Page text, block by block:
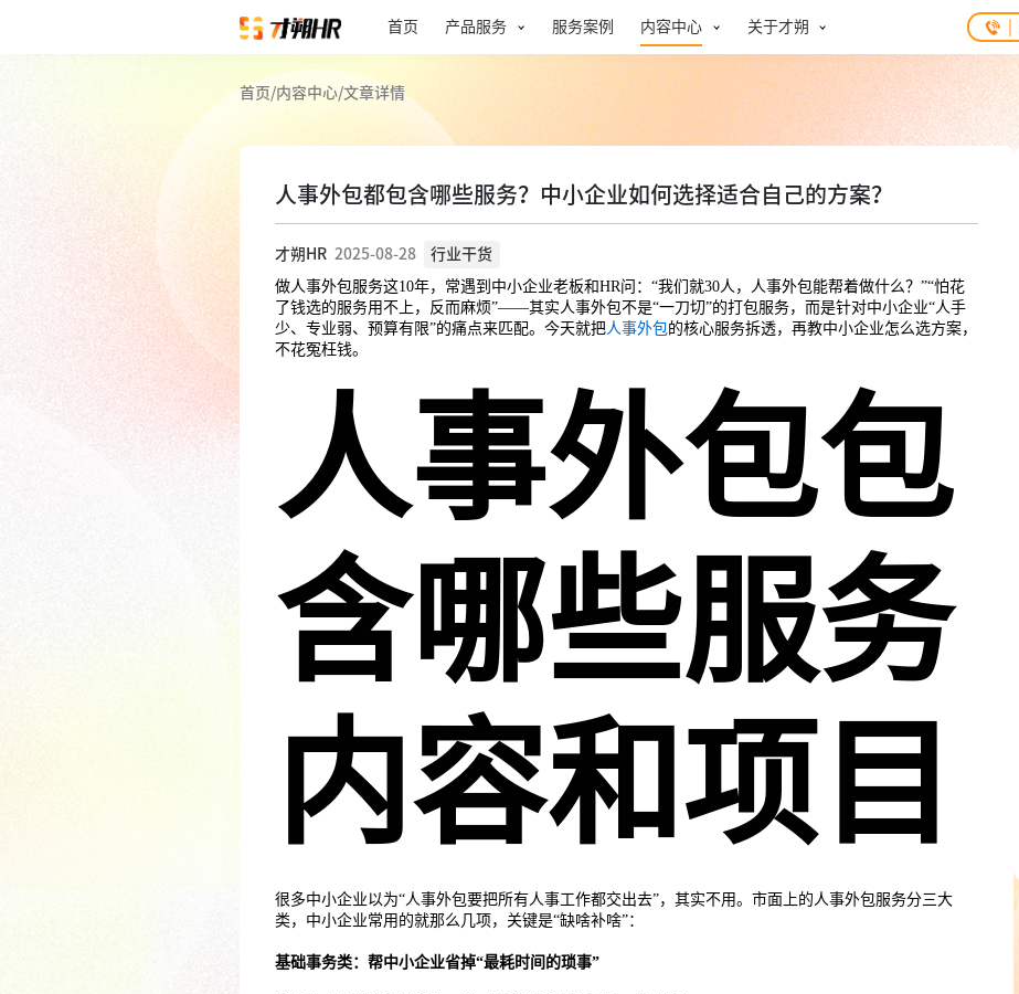
首页 产品服务 服务案例 内容中心 关于才朔
首页/内容中心/文章详情
人事外包都包含哪些服务？中小企业如何选择适合自己的方案？
才朔HR 2025-08-28 行业干货
做人事外包服务这10年，常遇到中小企业老板和HR问：“我们就30人，人事外包能帮着做什么？”“怕花
了钱选的服务用不上，反而麻烦”——其实人事外包不是“一刀切”的打包服务，而是针对中小企业“人手
少、专业弱、预算有限”的痛点来匹配。今天就把人事外包的核心服务拆透，再教中小企业怎么选方案，
不花冤枉钱。
人事外包包
含哪些服务
内容和项目
很多中小企业以为“人事外包要把所有人事工作都交出去”，其实不用。市面上的人事外包服务分三大
类，中小企业常用的就那么几项，关键是“缺啥补啥”：
基础事务类：帮中小企业省掉“最耗时间的琐事”